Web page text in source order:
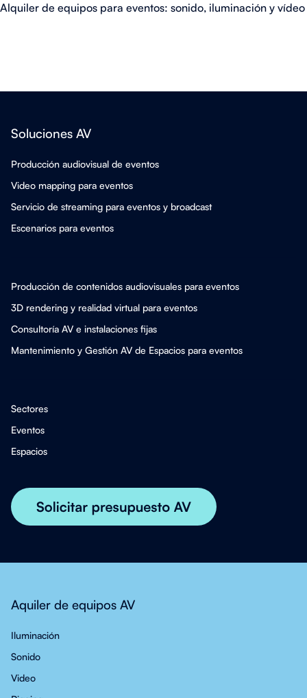
Alquiler de equipos para eventos: sonido, iluminación y vídeo
Soluciones AV
Producción audiovisual de eventos
Video mapping para eventos
Servicio de streaming para eventos y broadcast
Escenarios para eventos
Producción de contenidos audiovisuales para eventos
3D rendering y realidad virtual para eventos
Consultoría AV e instalaciones fijas
Mantenimiento y Gestión AV de Espacios para eventos
Sectores
Eventos
Espacios
Aquiler de equipos AV
Iluminación
Sonido
Video